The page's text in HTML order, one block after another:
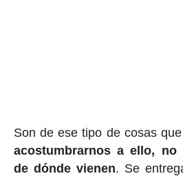
Son de ese tipo de cosas
acostumbrarnos a ello, no
de dónde vienen. Se